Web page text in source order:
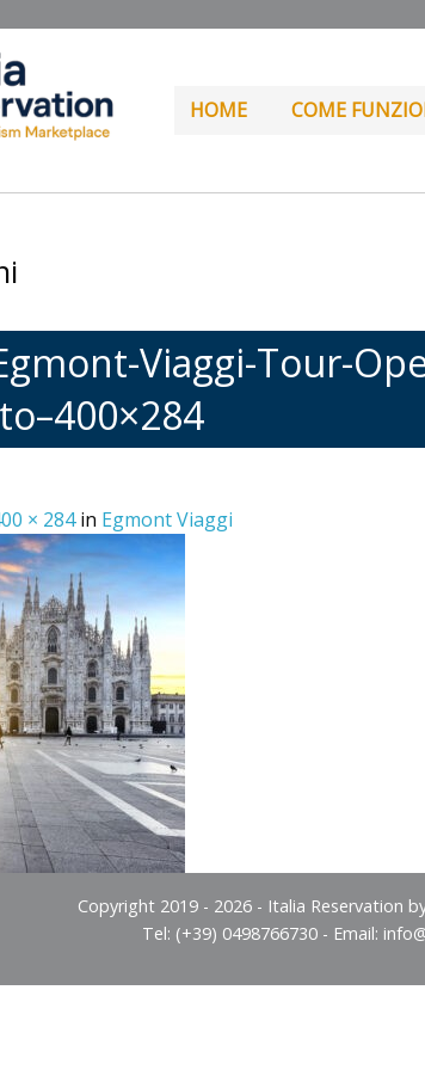
HOME COME
Viaggi-Tour-
× 284in Egmont Viaggi
Copyright 2019 - 2026 - Italia Reservation
Tel: (+39) 0498766730 - Email: